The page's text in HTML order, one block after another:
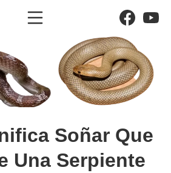
de los
Menú móvil
Soñar Que
Una Serpiente